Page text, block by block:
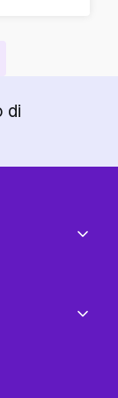
all'ultima pagina
di